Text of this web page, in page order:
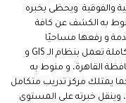
والفوقية ويحظى بخبره
المنوط به الكشف عن كافة
و رفعها مساحيًا
وتوقيعها على خرائط من خلال قاعدة بيانات متكاملة تعمل بنظام الـ GIS و
القاهرة، و منوط به
يمتلك مركز تدريب متكامل
وينقل خبرته على المستوى